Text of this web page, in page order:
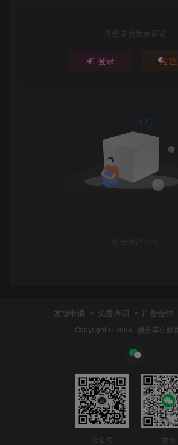
请登录后发表评论
登录
暂无评论内容
友链申请 免责声明 广告合作
Copyright © 2025 · 微分享自媒
公众号 微信